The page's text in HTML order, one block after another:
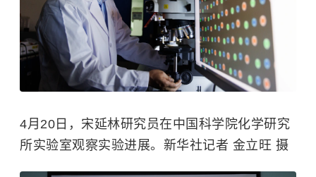
4月20日，宋延林研究员在中国科学院化学研究
所实验室观察实验进展。新华社记者 金立旺 摄